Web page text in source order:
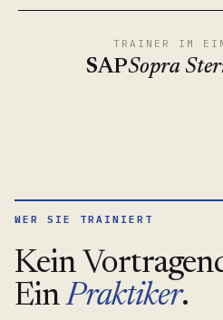
TRAINER IM
SAPSopra
WER SIE TRAINIERT
Kein
EinPraktiker.